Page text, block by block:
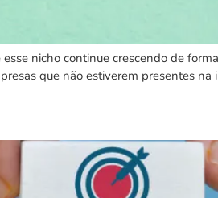
nicho continue crescendo de
que não estiverem presentes